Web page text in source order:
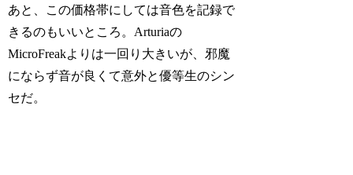
あと、この価格帯にしては音色を記録で
きるのもいいところ。Arturiaの
MicroFreakよりは一回り大きいが、邪魔
にならず音が良くて意外と優等生のシン
セだ。